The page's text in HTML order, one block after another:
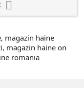

magazin haine
magazin haine on
romania